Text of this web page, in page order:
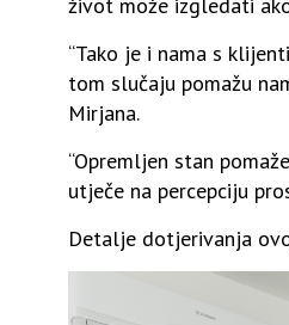
“Tako je i nama s
tom slučaju pomažu
Mirjana.
“Opremljen stan
utječe na percepciju
Detalje dotjerivanja